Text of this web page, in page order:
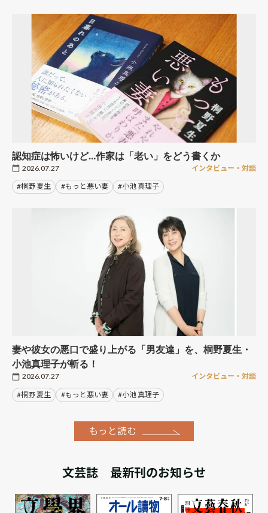
認知症は怖いけど…作家は「老い」をどう書くか
2026.07.27 インタビュー・対談
#桐野 夏生 #もっと悪い妻 #小池 真理子
妻や彼女の悪口で盛り上がる「男友達」を、桐野夏生・
小池真理子が斬る！
2026.07.27 インタビュー・対談
#桐野 夏生 #もっと悪い妻 #小池 真理子
もっと読む
文芸誌 最新刊のお知らせ